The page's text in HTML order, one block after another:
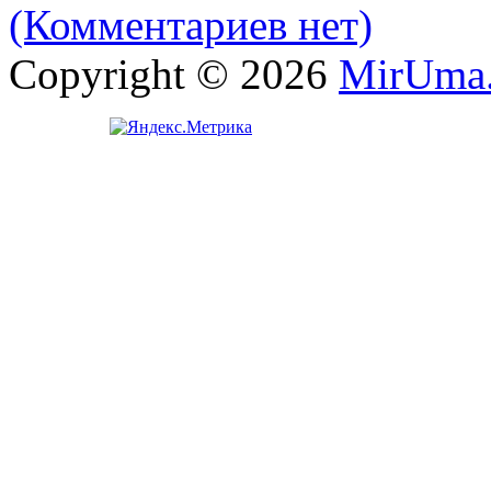
(Комментариев нет)
Copyright © 2026